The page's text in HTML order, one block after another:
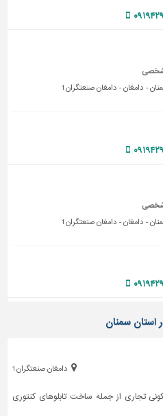
- دامغان - دامغان صنعتگران 1
- دامغان - دامغان صنعتگران 1
استان سمنان
دامغان صنعتگران 1
تجاری از جمله ساخت تابلوهای کنتوری